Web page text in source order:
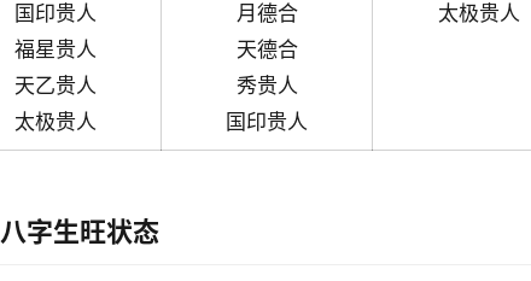
国印贵人
福星贵人
天乙贵人
太极贵人
月德合
天德合
秀贵人
国印贵人
太极贵人
八字生旺状态